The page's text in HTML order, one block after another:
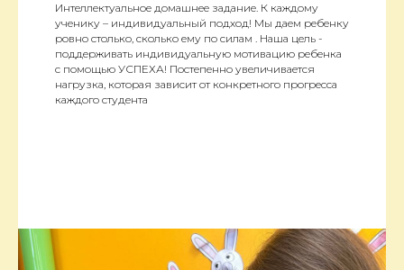
Интеллектуальное домашнее задание. К каждому
ученику – индивидуальный подход! Мы даем ребенку
ровно столько, сколько ему по силам . Наша цель -
поддерживать индивидуальную мотивацию ребенка
с помощью УСПЕХА! Постепенно увеличивается
нагрузка, которая зависит от конкретного прогресса
каждого студента